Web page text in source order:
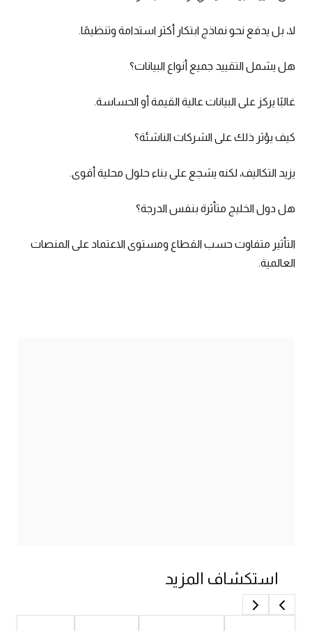
لا، بل يدفع نحو نماذج ابتكار أكثر استدامة وتنظيمًا.
هل يشمل التقييد جميع أنواع البيانات؟
غالبًا يركز على البيانات عالية القيمة أو الحساسة.
كيف يؤثر ذلك على الشركات الناشئة؟
يزيد التكاليف، لكنه يشجع على بناء حلول محلية أقوى.
هل دول الخليج متأثرة بنفس الدرجة؟
التأثير متفاوت حسب القطاع ومستوى الاعتماد على المنصات
العالمية.
استكشاف المزيد